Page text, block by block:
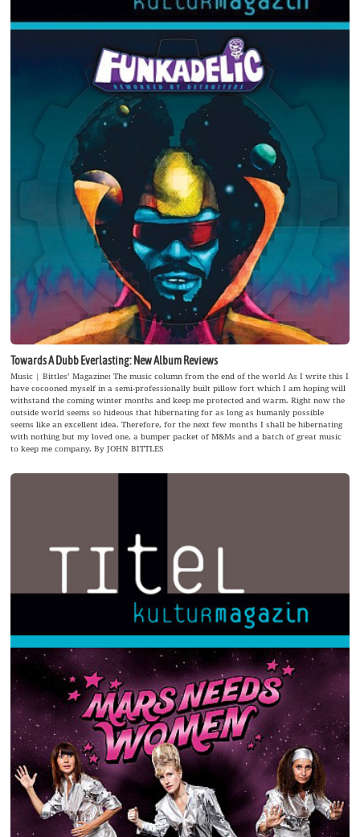
Towards A Dubb Everlasting: New Album Reviews
Music | Bittles’ Magazine: The music column from the end of the world As I write this I
have cocooned myself in a semi-professionally built pillow fort which I am hoping will
withstand the coming winter months and keep me protected and warm. Right now the
outside world seems so hideous that hibernating for as long as humanly possible
seems like an excellent idea. Therefore, for the next few months I shall be hibernating
with nothing but my loved one, a bumper packet of M&Ms and a batch of great music
to keep me company. By JOHN BITTLES